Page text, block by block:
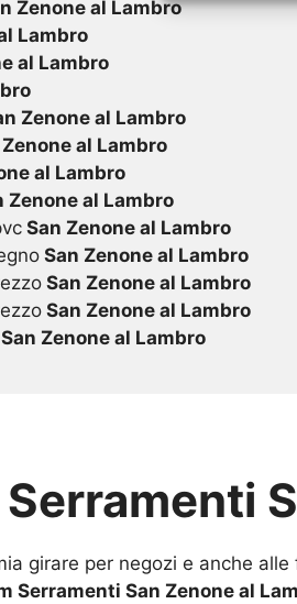
Zenone al Lambro
Lambro
al Lambro
Zenone al Lambro
al Lambro
al Lambro
Zenone al Lambro
San Zenone al Lambro
San Zenone al Lambro
San Zenone al Lambro
San Zenone al Lambro
San Zenone al Lambro
girare per negozi e anche
Serramenti San Zenone al